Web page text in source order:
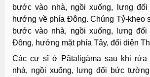
bước vào nhà, ngồi xuống, lưng
hướng về phía Ðông. Chúng Tỷ-kheo
bước vào nhà, ngồi xuống, lưng
Ðông, hướng mặt phía Tây, đối diện
Các cư sĩ ở Pãtaligàma sau khi rửa
nhà, ngồi xuống, lưng đối bức